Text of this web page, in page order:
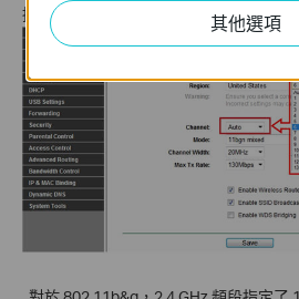
擾問題，我們建議您選擇頻道1、6或11。
其他選項